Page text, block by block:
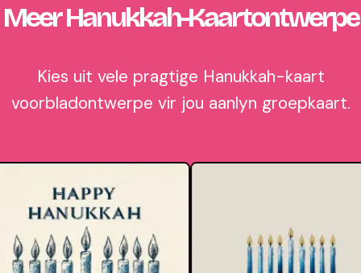
Meer Hanukkah-Kaartontwerpe
Kies uit vele pragtige Hanukkah-kaart
voorbladontwerpe vir jou aanlyn groepkaart.